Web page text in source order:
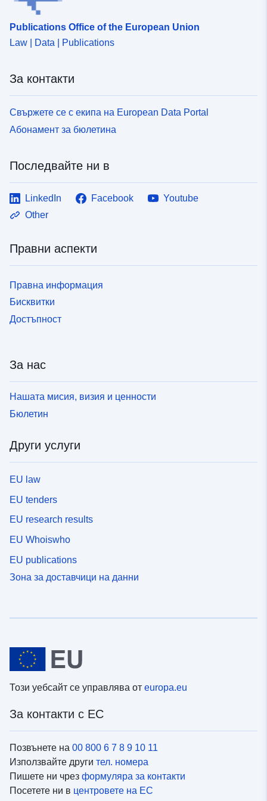
Publications Office of the European Union
Law | Data | Publications
За контакти
Свържете се с екипа на European Data Portal
Абонамент за бюлетина
Последвайте ни в
LinkedIn Facebook
Youtube
Other
Правни аспекти
Правна информация
Бисквитки
Достъпност
За нас
Нашата мисия, визия и ценности
Бюлетин
Други услуги
EU law
EU tenders
EU research results
EU Whoiswho
EU publications
Зона за доставчици на данни
Този уебсайт се управлява от europa.eu
За контакти с ЕС
Позвънете на 00 800 6 7 8 9 10 11
Използвайте други тел. номера
Пишете ни чрез формуляра за контакти
Посетете ни в центровете на ЕС